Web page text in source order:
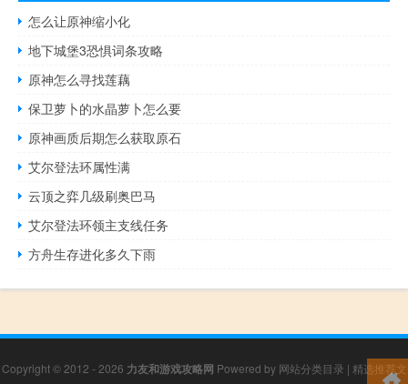
怎么让原神缩小化
地下城堡3恐惧词条攻略
原神怎么寻找莲藕
保卫萝卜的水晶萝卜怎么要
原神画质后期怎么获取原石
艾尔登法环属性满
云顶之弈几级刷奥巴马
艾尔登法环领主支线任务
方舟生存进化多久下雨
Copyright © 2012 - 2026 力友和游戏攻略网 Powered by 网站分类目录 | 精选推荐文